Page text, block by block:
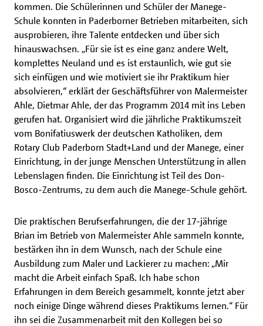
kommen. Die Schülerinnen und Schüler der Manege-
Schule konnten in Paderborner Betrieben mitarbeiten, sich
ausprobieren, ihre Talente entdecken und über sich
hinauswachsen. „Für sie ist es eine ganz andere Welt,
komplettes Neuland und es ist erstaunlich, wie gut sie
sich einfügen und wie motiviert sie ihr Praktikum hier
absolvieren,“ erklärt der Geschäftsführer von Malermeister
Ahle, Dietmar Ahle, der das Programm 2014 mit ins Leben
gerufen hat. Organisiert wird die jährliche Praktikumszeit
vom Bonifatiuswerk der deutschen Katholiken, dem
Rotary Club Paderborn Stadt+Land und der Manege, einer
Einrichtung, in der junge Menschen Unterstützung in allen
Lebenslagen finden. Die Einrichtung ist Teil des Don-
Bosco-Zentrums, zu dem auch die Manege-Schule gehört.
Die praktischen Berufserfahrungen, die der 17-jährige
Brian im Betrieb von Malermeister Ahle sammeln konnte,
bestärken ihn in dem Wunsch, nach der Schule eine
Ausbildung zum Maler und Lackierer zu machen: „Mir
macht die Arbeit einfach Spaß. Ich habe schon
Erfahrungen in dem Bereich gesammelt, konnte jetzt aber
noch einige Dinge während dieses Praktikums lernen.“ Für
ihn sei die Zusammenarbeit mit den Kollegen bei so